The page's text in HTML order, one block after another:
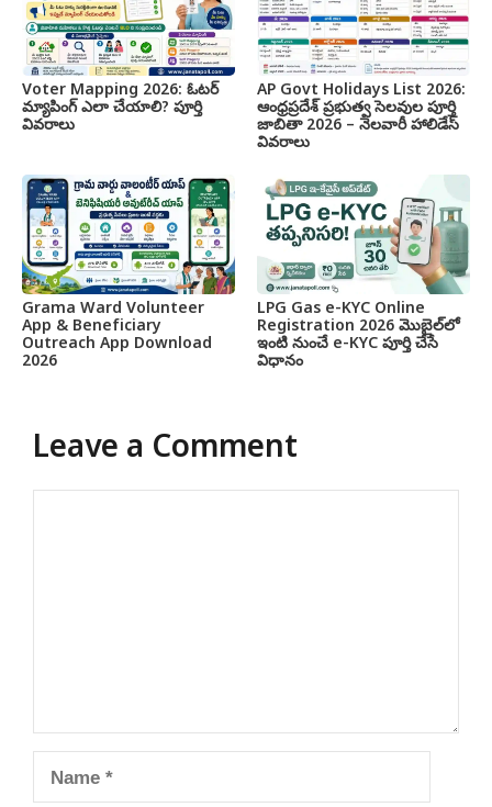
Voter Mapping 2026: ఓటర్
మ్యాపింగ్ ఎలా చేయాలి? పూర్తి
వివరాలు
AP Govt Holidays List 2026:
ఆంధ్రప్రదేశ్ ప్రభుత్వ సెలవుల పూర్తి
జాబితా 2026 – నెలవారీ హాలిడేస్
వివరాలు
Grama Ward Volunteer
App & Beneficiary
Outreach App Download
2026
LPG Gas e-KYC Online
Registration 2026 మొబైల్‌లో
ఇంటి నుంచే e-KYC పూర్తి చేసే
విధానం
Leave a Comment
Comment
Name